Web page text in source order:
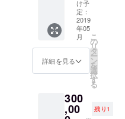
園地で
彼女っ
ぽくや
気にな
るお店
でラン
チをな
どなど
デート
しま
しょ♪
円！ 悪
用した
ら私が
捕まる
レベル
の桃感
です。
ごめん
なさいw
け予
定：
2019
年05
月
詳細を見る
こ
の
リ
タ
ー
ン
を
選
択
す
る
300
,00 残り1